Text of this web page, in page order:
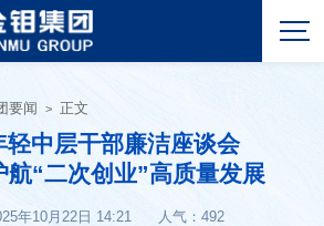
要闻 > 正文
中层干部廉洁座谈会
航“二次创业”高质量发展
年10月22日 14:21 人气： 492